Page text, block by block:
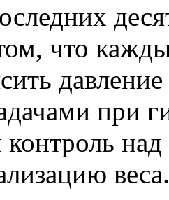
что
при